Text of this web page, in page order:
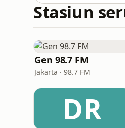
Stasiun
Gen 98.7 FM
Jakarta · 98.7 FM
DR